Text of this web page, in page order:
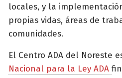
locales, y la
propias vidas, áreas de
comunidades.
El Centro ADA del Noreste
Nacional para la Ley ADA